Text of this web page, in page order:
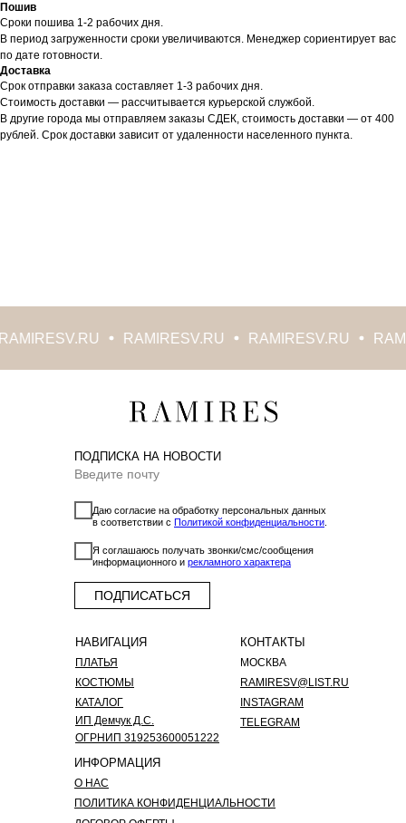
Пошив
Сроки пошива 1-2 рабочих дня.
В период загруженности сроки увеличиваются. Менеджер сориентирует вас
по дате готовности.
Доставка
Срок отправки заказа составляет 1-3 рабочих дня.
Стоимость доставки — рассчитывается курьерской службой.
В другие города мы отправляем заказы СДЕК, стоимость доставки — от 400
рублей. Срок доставки зависит от удаленности населенного пункта.
RAMIRESV.RU RAMIRESV.RU
Даю согласие на обработку персональных данных
в соответствии с Политикой конфиденциальности
Я соглашаюсь получать звонки/смс/сообщения
информационного и рекламного характера
ПОДПИСАТЬСЯ
ПОДПИСКА НА НОВОСТИ
НАВИГАЦИЯ
КАТАЛОГ
КОСТЮМЫ
ПЛАТЬЯ
КОНТАКТЫ
RAMIRESV@LIST.RU
МОСКВА
ОГРНИП 319253600051222
ИП Демчук Д.С. TELEGRAM
INSTAGRAM
ИНФОРМАЦИЯ
ПОЛИТИКА КОНФИДЕНЦИАЛЬНОСТИ
О НАС